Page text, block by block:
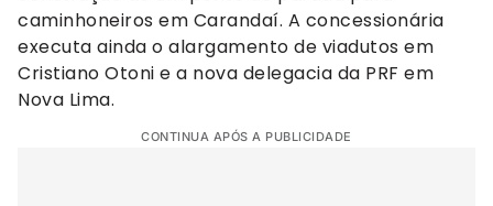
caminhoneiros em Carandaí. A concessionária
executa ainda o alargamento de viadutos em
Cristiano Otoni e a nova delegacia da PRF em
Nova Lima.
CONTINUA APÓS A PUBLICIDADE